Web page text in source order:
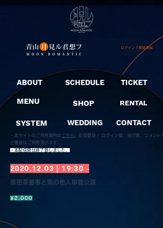
ログイン / 新規登録
ABOUT
MENU
SYSTEM
SCHEDULE
SHOP
WEDDING
TICKET
RENTAL
CONTACT
・本サイトのご利用案内は こちら
会員登録 / ログイン後、投げ銭、コメント
ど機能はご利用頂けます。
​・本配信開は終了致しました。
2020.12.03 | 19:30 -
原田茶飯事と黒の他人単独公演
¥2,000